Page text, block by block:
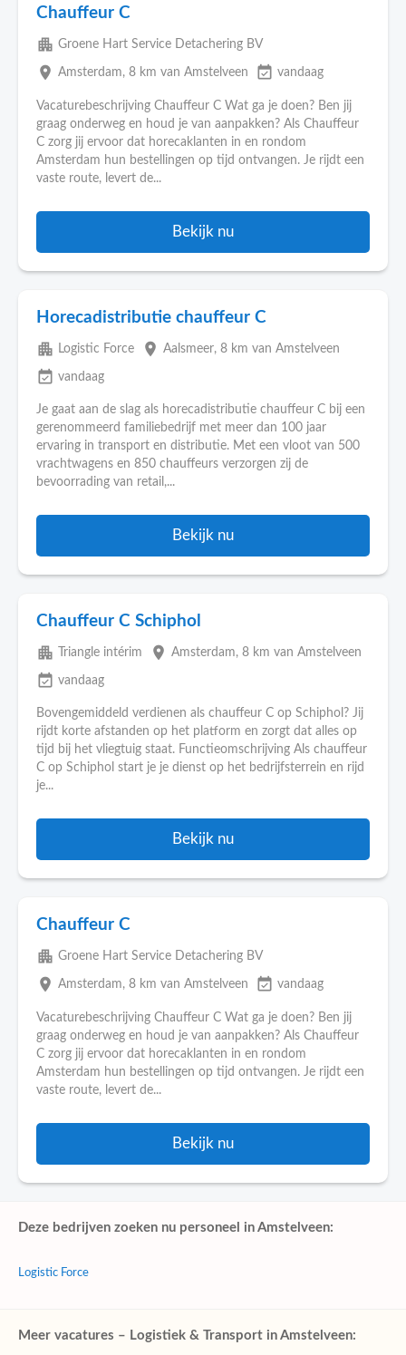
Chauffeur C
apartment Groene Hart Service Detachering BV
place Amsterdam, 8 km van Amstelveen event_available vandaag
Vacaturebeschrijving Chauffeur C Wat ga je doen? Ben jij
graag onderweg en houd je van aanpakken? Als Chauffeur
C zorg jij ervoor dat horecaklanten in en rondom
Amsterdam hun bestellingen op tijd ontvangen. Je rijdt een
vaste route, levert de...
Bekijk nu
Horecadistributie chauffeur C
apartment Logistic Force place Aalsmeer, 8 km van Amstelveen
event_available vandaag
Je gaat aan de slag als horecadistributie chauffeur C bij een
gerenommeerd familiebedrijf met meer dan 100 jaar
ervaring in transport en distributie. Met een vloot van 500
vrachtwagens en 850 chauffeurs verzorgen zij de
bevoorrading van retail,...
Bekijk nu
Chauffeur C Schiphol
apartment Triangle intérim place Amsterdam, 8 km van Amstelveen
event_available vandaag
Bovengemiddeld verdienen als chauffeur C op Schiphol? Jij
rijdt korte afstanden op het platform en zorgt dat alles op
tijd bij het vliegtuig staat. Functieomschrijving Als chauffeur
C op Schiphol start je je dienst op het bedrijfsterrein en rijd
je...
Bekijk nu
Chauffeur C
apartment Groene Hart Service Detachering BV
place Amsterdam, 8 km van Amstelveen event_available vandaag
Vacaturebeschrijving Chauffeur C Wat ga je doen? Ben jij
graag onderweg en houd je van aanpakken? Als Chauffeur
C zorg jij ervoor dat horecaklanten in en rondom
Amsterdam hun bestellingen op tijd ontvangen. Je rijdt een
vaste route, levert de...
Bekijk nu
Deze bedrijven zoeken nu personeel in Amstelveen:
Logistic Force
Meer vacatures – Logistiek & Transport in Amstelveen: